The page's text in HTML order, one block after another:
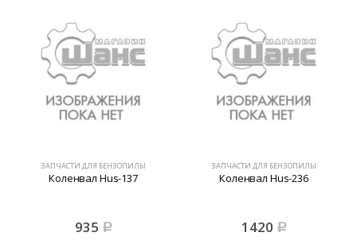
ЗАПЧАСТИ ДЛЯ БЕНЗОПИЛЫ
Коленвал Hus-137
935 Р
ЗАПЧАСТИ ДЛЯ БЕНЗОПИЛЫ
Коленвал Hus-236
1420 Р